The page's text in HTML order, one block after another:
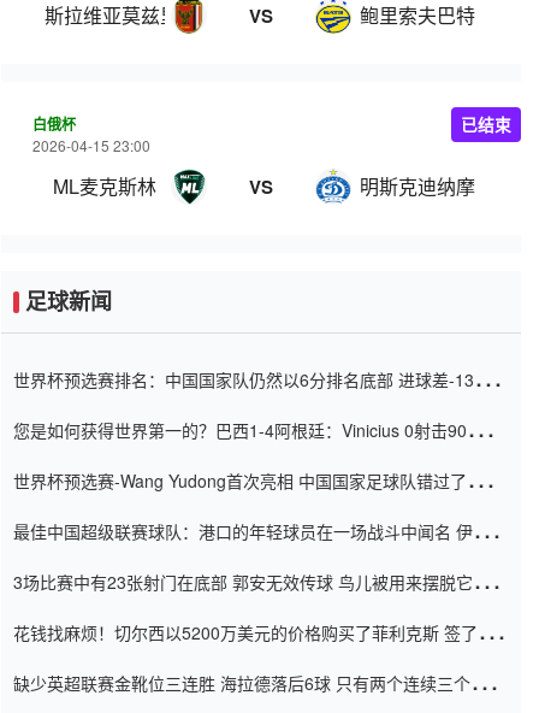
斯拉维亚莫兹里 VS 鲍里索夫巴特
白俄杯
2026-04-15 23:00
ML麦克斯林 VS 明斯克迪纳摩
已结束
足球新闻
世界杯预选赛排名：中国国家队仍然以6分排名底部 进球差-13令人
您是如何获得世界第一的？巴西1-4阿根廷：Vinicius 0射击90分钟
世界杯预选赛-Wang Yudong首次亮相 中国国家足球队错过了世界
最佳中国超级联赛球队：港口的年轻球员在一场战斗中闻名 伊万放
3场比赛中有23张射门在底部 郭安无效传球 鸟儿被用来摆脱它
花钱找麻烦！切尔西以5200万美元的价格购买了菲利克斯 签了7年
缺少英超联赛金靴位三连胜 海拉德落后6球 只有两个连续三个连续